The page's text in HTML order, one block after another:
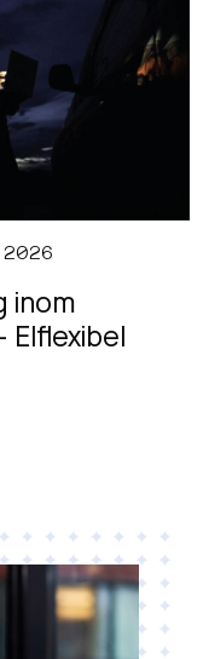
2026
inom
Elflexibel